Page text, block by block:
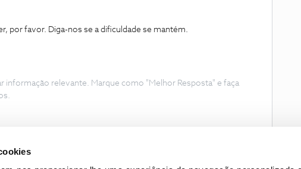
por favor. Diga-nos se a dificuldade se mantém.
informação relevante. Marque como "Melhor Resposta" e faça